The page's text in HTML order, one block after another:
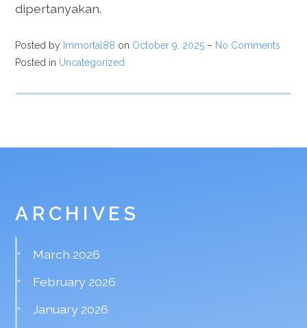
dipertanyakan.
Posted by Immortal88 on October 9, 2025 – No Comments
Posted in Uncategorized
ARCHIVES
March 2026
February 2026
January 2026